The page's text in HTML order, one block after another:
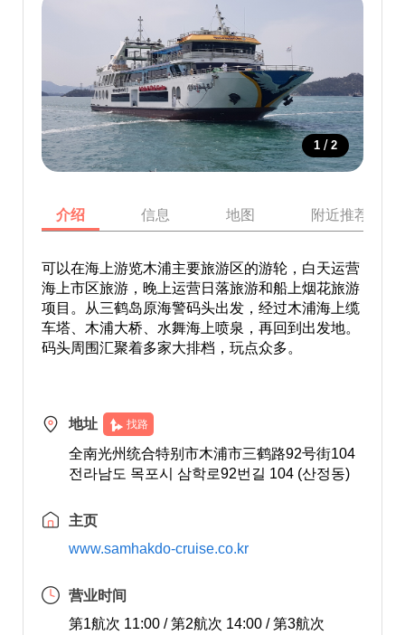
1 / 2
介绍 信息 地图 附近推荐景点
可以在海上游览木浦主要旅游区的游轮，白天运营
海上市区旅游，晚上运营日落旅游和船上烟花旅游
项目。从三鹤岛原海警码头出发，经过木浦海上缆
车塔、木浦大桥、水舞海上喷泉，再回到出发地。
码头周围汇聚着多家大排档，玩点众多。
地址 找路
全南光州统合特别市木浦市三鹤路92号街104
전라남도 목포시 삼학로92번길 104 (산정동)
主页
www.samhakdo-cruise.co.kr
营业时间
第1航次 11:00 / 第2航次 14:00 / 第3航次